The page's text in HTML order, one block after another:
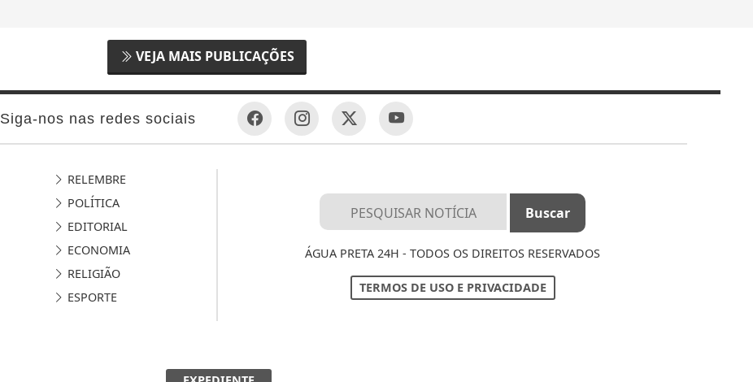
VEJA MAIS PUBLICAÇÕES
Siga-nos nas redes sociais
RELEMBRE
POLÍTICA
EDITORIAL
ECONOMIA
RELIGIÃO
ESPORTE
ÁGUA PRETA 24H - TODOS OS DIREITOS RESERVADOS
TERMOS DE USO E PRIVACIDADE